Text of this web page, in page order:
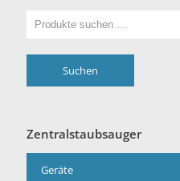
Suchen
Zentralstaubsauger
Geräte